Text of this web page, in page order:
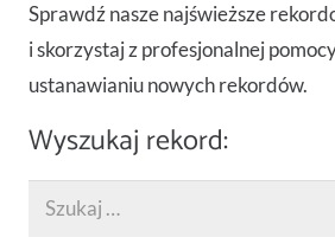
Sprawdź nasze najświeższe
i skorzystaj z profesjonalnej
ustanawianiu nowych rekordów.
Wyszukaj rekord:
Szukaj: